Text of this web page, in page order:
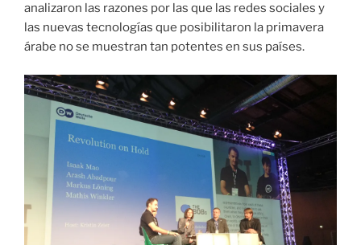
analizaron las razones por las que las redes sociales y
las nuevas tecnologías que posibilitaron la primavera
árabe no se muestran tan potentes en sus países.